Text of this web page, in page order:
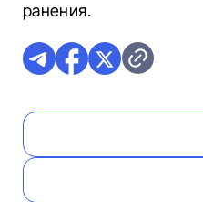
ранения.